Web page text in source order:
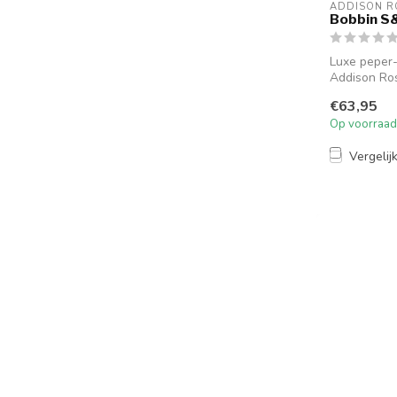
ADDISON
Bobbin
Luxe
Addison
€63,95
Op voorraad
Vergelijk